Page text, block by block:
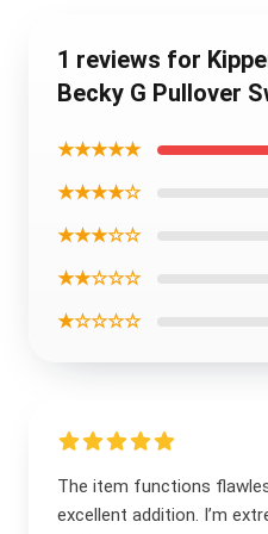
1 reviews for
Becky G Pullover
★★★★★
★★★★☆
★★★☆☆
★★☆☆☆
★☆☆☆☆
The item functions
excellent addition. I’m